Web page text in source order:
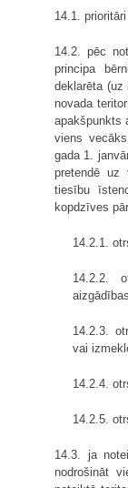
14.1.
14.2. pēc
principa
deklarēta (uz
novada
apakšpunkts
viens
gada 1.
pretendē uz
tiesību
kopdzīves
14.2.1.
14.2.2.
14.2.3.
vai
14.2.4.
14.2.5.
14.3. ja
nodrošināt